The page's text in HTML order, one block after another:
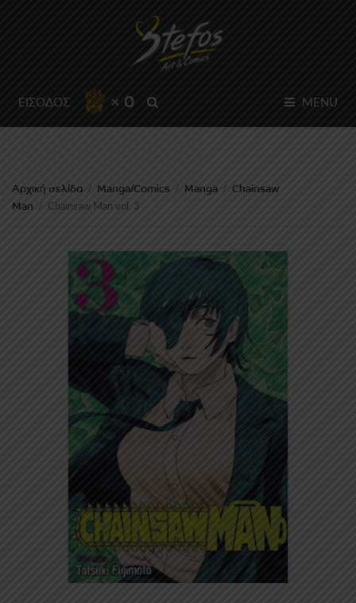
ΕΙΣΟΔΟΣ × 0 MENU
Αρχική σελίδα / Manga/Comics / Manga / Chainsaw
Man / Chainsaw Man vol. 3